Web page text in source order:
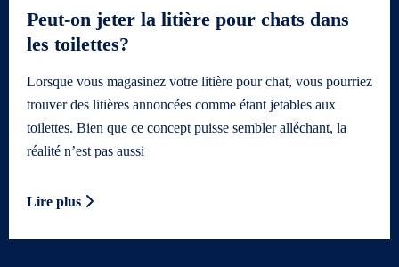
Peut-on jeter la litière pour chats dans
les toilettes?
Lorsque vous magasinez votre litière pour chat, vous pourriez
trouver des litières annoncées comme étant jetables aux
toilettes. Bien que ce concept puisse sembler alléchant, la
réalité n’est pas aussi
Lire plus